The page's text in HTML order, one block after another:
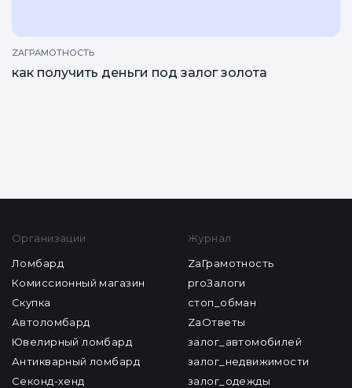
ZAГРАМОТНОСТЬ
как получить деньги под залог золота
Организации
Ломбард
Комиссионный магазин
Скупка
Автоломбард
Ювелирный ломбард
Антикварный ломбард
Секонд-хенд
Журнал
ZaГрамотность
proЗалоги
стоп_обман
ZaОтветы
залог_автомобилей
залог_недвижимости
залог_одежды